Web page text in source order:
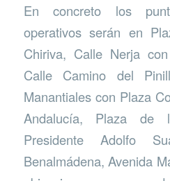
En concreto los
operativos serán en
Chiriva, Calle Nerja
Calle Camino del
Manantiales con Plaza
Andalucía, Plaza de
Presidente Adolfo
Benalmádena, Avenida